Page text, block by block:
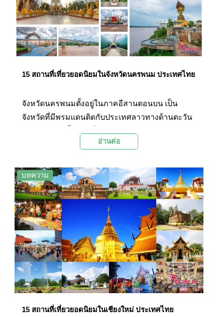
ฝากกัน
15 สถานที่เที่ยวยอดนิยมในจังหวัดนครพนม ประเทศไทย
จังหวัดนครพนมตั้งอยู่ในภาคอีสานตอนบน เป็น
จังหวัดที่มีพรมแดนติดกับประเทศลาวทางด้านตะวัน
ทางมายังจังหวัดนครพนมสามารถเดินทางได้ทั้งทาง
นครพนมมีสถานที่ท่องเที่ยวหลากหลายทั้งทาง
ธรรมชาติ ศาสนา ความเชื่อท้องถิ่น และ
ประวัติศาสตร์ โดยสถานที่ท่องเที่ยวที่มีชื่อเสียงที่สุด
ของจังหวัดนครพนมคือพระธาตุพนมซึ่งเป็นสิ่ง
ศักดิ์สิทธิ์คู่บ้านคู่เมืองนครพนมมาอย่างช้านาน แต่
นครพนมก็ยังมีสถานที่ท่องเที่ยวที่น่าสนใจอีกหลาย
แห่ง ซึ่งทาง Palanla ได้รวบรวม 15 สถานที่ท่องเที่ยว
ยอดนิยมในจังหวัดนครพนมมาฝากกันในวันนี้
อ่านต่อ
บทความ
15 สถานที่เที่ยวยอดนิยมในเชียงใหม่ ประเทศไทย